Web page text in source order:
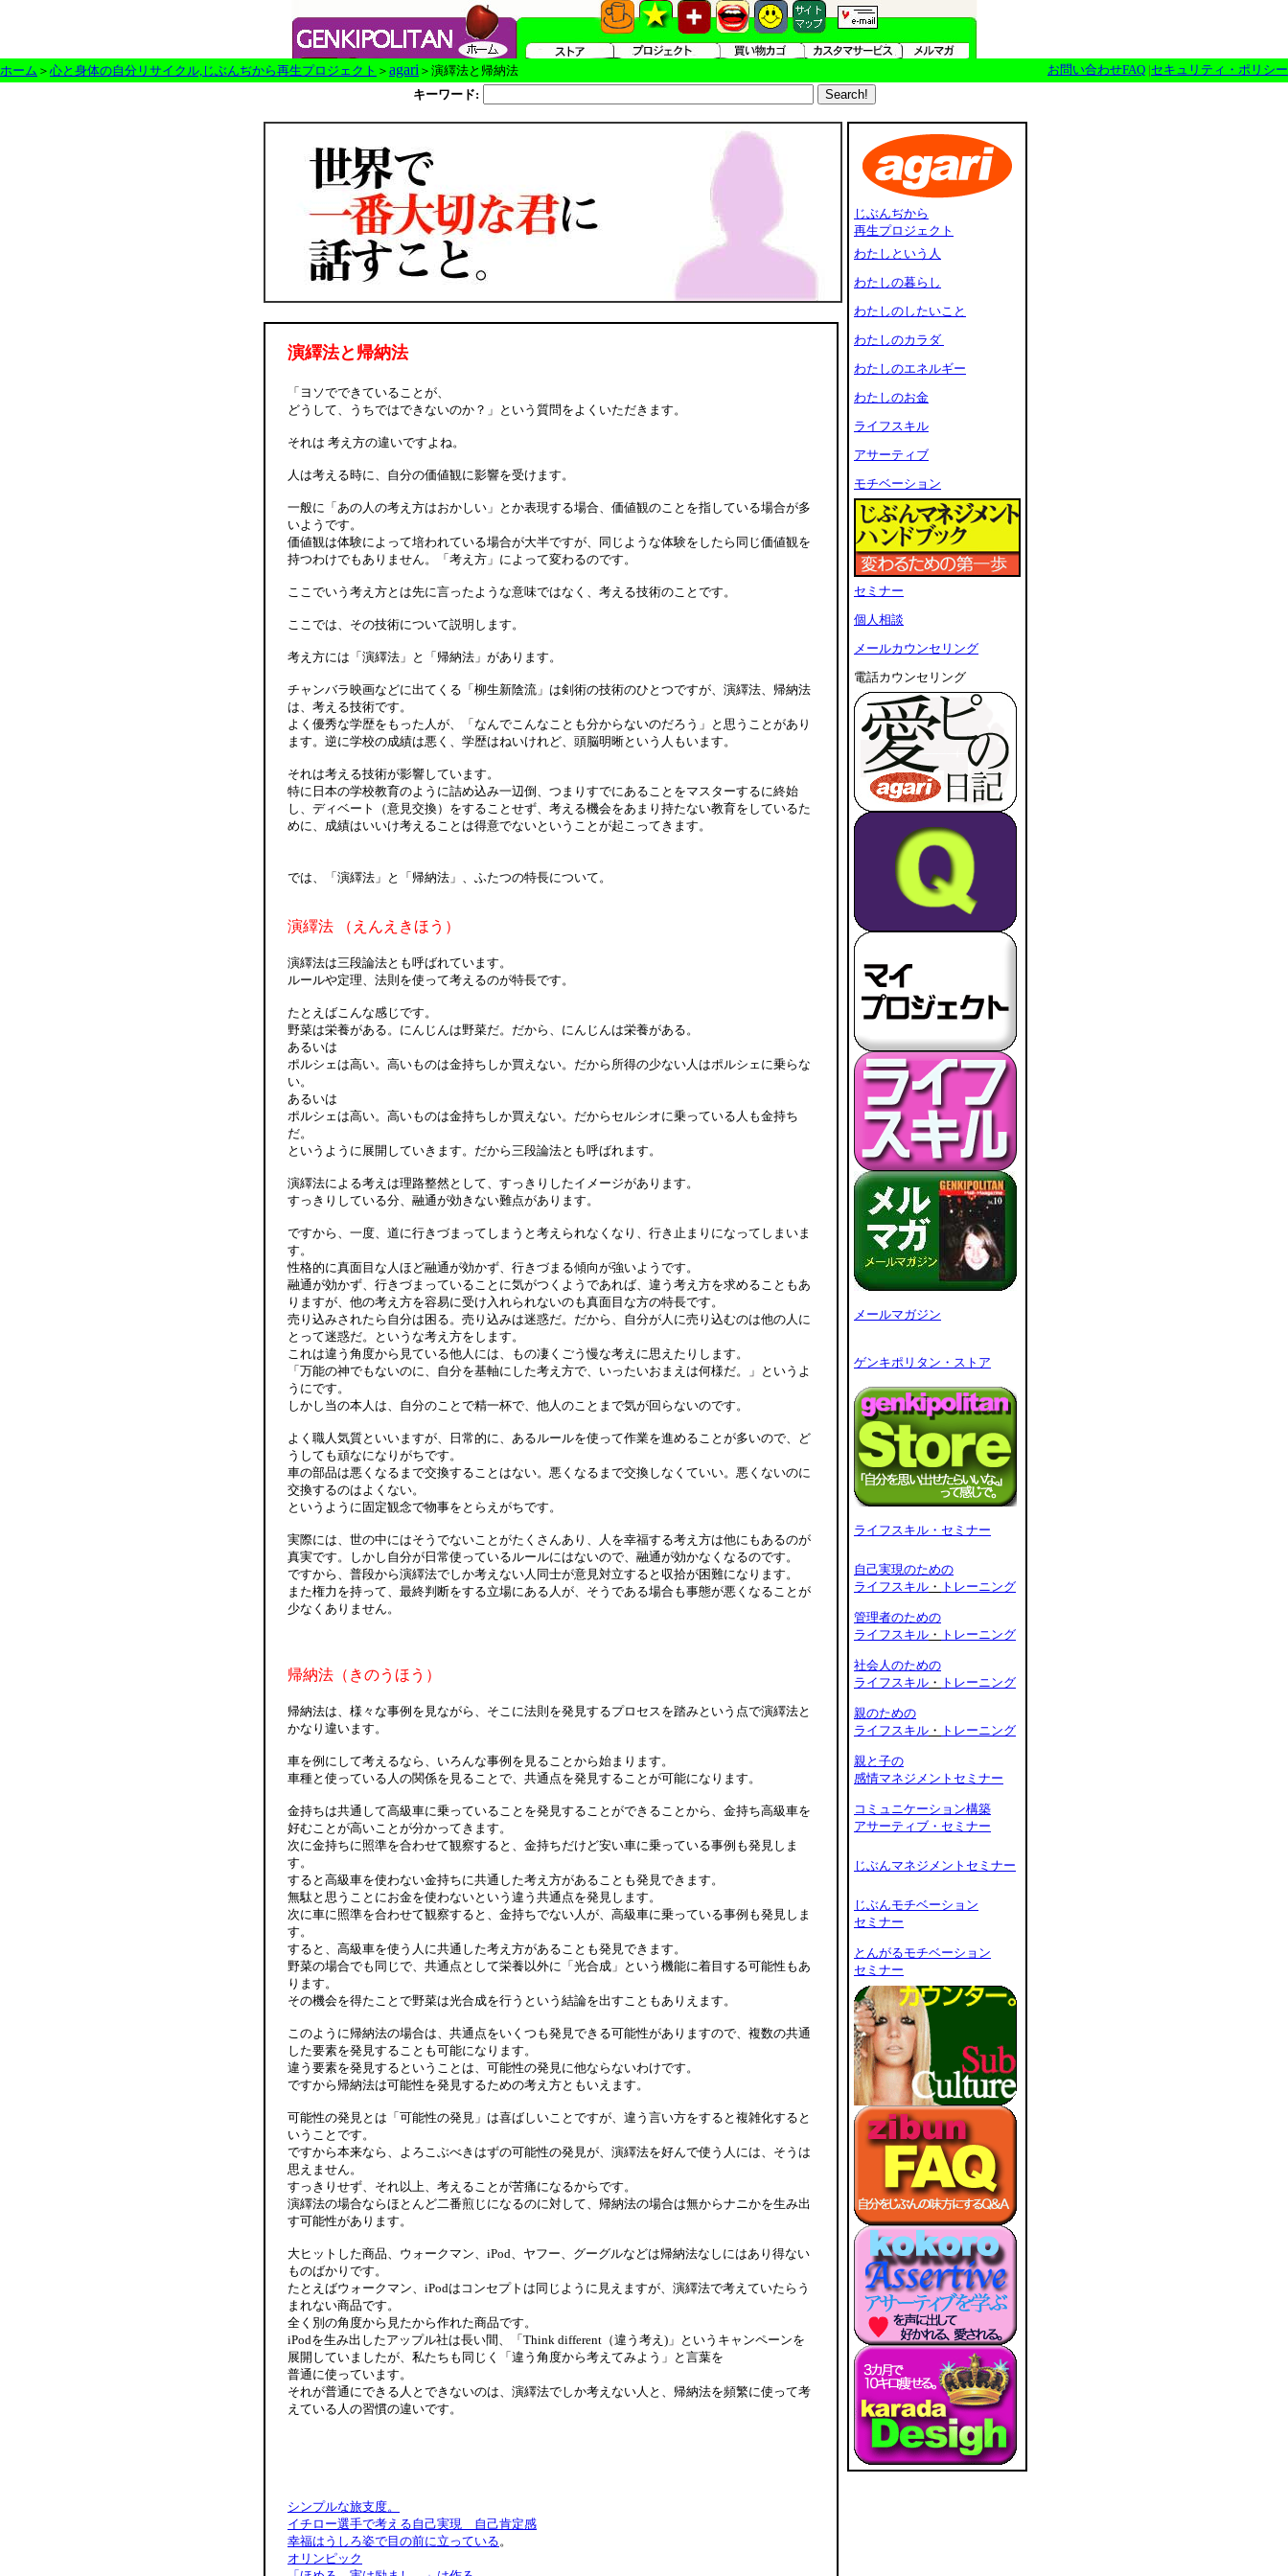
ホーム ＞ 心と身体の自分リサイクル,じぶんぢから再生プロジェクト ＞ agari ＞演繹法と帰納法 お問い合わせFAQ |セキュリティ・ポリシー
キーワード:
演繹法と帰納法
「ヨソでできていることが、
どうして、うちではできないのか？」という質問をよくいただきます。
それは 考え方の違いですよね。
人は考える時に、自分の価値観に影響を受けます。
一般に「あの人の考え方はおかしい」とか表現する場合、価値観のことを指している場合が多
いようです。
価値観は体験によって培われている場合が大半ですが、同じような体験をしたら同じ価値観を
持つわけでもありません。「考え方」によって変わるのです。
ここでいう考え方とは先に言ったような意味ではなく、考える技術のことです。
ここでは、その技術について説明します。
考え方には「演繹法」と「帰納法」があります。
チャンバラ映画などに出てくる「柳生新陰流」は剣術の技術のひとつですが、演繹法、帰納法
は、考える技術です。
よく優秀な学歴をもった人が、「なんでこんなことも分からないのだろう」と思うことがあり
ます。逆に学校の成績は悪く、学歴はねいけれど、頭脳明晰という人もいます。
それは考える技術が影響しています。
特に日本の学校教育のように詰め込み一辺倒、つまりすでにあることをマスターするに終始
し、ディベート（意見交換）をすることせず、考える機会をあまり持たない教育をしているた
めに、成績はいいけ考えることは得意でないということが起こってきます。
では、「演繹法」と「帰納法」、ふたつの特長について。
演繹法 （えんえきほう）
演繹法は三段論法とも呼ばれています。
ルールや定理、法則を使って考えるのが特長です。
たとえばこんな感じです。
野菜は栄養がある。にんじんは野菜だ。だから、にんじんは栄養がある。
あるいは
ポルシェは高い。高いものは金持ちしか買えない。だから所得の少ない人はポルシェに乗らな
い。
あるいは
ポルシェは高い。高いものは金持ちしか買えない。だからセルシオに乗っている人も金持ち
だ。
というように展開していきます。だから三段論法とも呼ばれます。
演繹法による考えは理路整然として、すっきりしたイメージがあります。
すっきりしている分、融通が効きない難点があります。
ですから、一度、道に行きづまってしまうと考えられなくなり、行き止まりになってしまいま
す。
性格的に真面目な人ほど融通が効かず、行きづまる傾向が強いようです。
融通が効かず、行きづまっていることに気がつくようであれば、違う考え方を求めることもあ
りますが、他の考え方を容易に受け入れられないのも真面目な方の特長です。
売り込みされたら自分は困る。売り込みは迷惑だ。だから、自分が人に売り込むのは他の人に
とって迷惑だ。というな考え方をします。
これは違う角度から見ている他人には、もの凄くごう慢な考えに思えたりします。
「万能の神でもないのに、自分を基軸にした考え方で、いったいおまえは何様だ。」というよ
うにです。
しかし当の本人は、自分のことで精一杯で、他人のことまで気が回らないのです。
よく職人気質といいますが、日常的に、あるルールを使って作業を進めることが多いので、ど
うしても頑なになりがちです。
車の部品は悪くなるまで交換することはない。悪くなるまで交換しなくていい。悪くないのに
交換するのはよくない。
というように固定観念で物事をとらえがちです。
実際には、世の中にはそうでないことがたくさんあり、人を幸福する考え方は他にもあるのが
真実です。しかし自分が日常使っているルールにはないので、融通が効かなくなるのです。
ですから、普段から演繹法でしか考えない人同士が意見対立すると収拾が困難になります。
また権力を持って、最終判断をする立場にある人が、そうである場合も事態が悪くなることが
少なくありません。
帰納法（きのうほう）
帰納法は、様々な事例を見ながら、そこに法則を発見するプロセスを踏みという点で演繹法と
かなり違います。
車を例にして考えるなら、いろんな事例を見ることから始まります。
車種と使っている人の関係を見ることで、共通点を発見することが可能になります。
金持ちは共通して高級車に乗っていることを発見することができることから、金持ち高級車を
好むことが高いことが分かってきます。
次に金持ちに照準を合わせて観察すると、金持ちだけど安い車に乗っている事例も発見しま
す。
すると高級車を使わない金持ちに共通した考え方があることも発見できます。
無駄と思うことにお金を使わないという違う共通点を発見します。
次に車に照準を合わせて観察すると、金持ちでない人が、高級車に乗っている事例も発見しま
す。
すると、高級車を使う人に共通した考え方があることも発見できます。
野菜の場合でも同じで、共通点として栄養以外に「光合成」という機能に着目する可能性もあ
ります。
その機会を得たことで野菜は光合成を行うという結論を出すこともありえます。
このように帰納法の場合は、共通点をいくつも発見できる可能性がありますので、複数の共通
した要素を発見することも可能になります。
違う要素を発見するということは、可能性の発見に他ならないわけです。
ですから帰納法は可能性を発見するための考え方ともいえます。
可能性の発見とは「可能性の発見」は喜ばしいことですが、違う言い方をすると複雑化すると
いうことです。
ですから本来なら、よろこぶべきはずの可能性の発見が、演繹法を好んで使う人には、そうは
思えません。
すっきりせず、それ以上、考えることが苦痛になるからです。
演繹法の場合ならほとんど二番煎じになるのに対して、帰納法の場合は無からナニかを生み出
す可能性があります。
大ヒットした商品、ウォークマン、iPod、ヤフー、グーグルなどは帰納法なしにはあり得ない
ものばかりです。
たとえばウォークマン、iPodはコンセプトは同じように見えますが、演繹法で考えていたらう
まれない商品です。
全く別の角度から見たから作れた商品です。
iPodを生み出したアップル社は長い間、「Think different（違う考え)」というキャンペーンを
展開していましたが、私たちも同じく「違う角度から考えてみよう」と言葉を
普通に使っています。
それが普通にできる人とできないのは、演繹法でしか考えない人と、帰納法を頻繁に使って考
えている人の習慣の違いです。
シンプルな旅支度。
イチロー選手で考える自己実現 自己肯定感
幸福はうしろ姿で目の前に立っている。
オリンピック
じぶんぢから
再生プロジェクト
わたしという人
わたしの暮らし
わたしのしたいこと
わたしのカラダ
わたしのエネルギー
わたしのお金
ライフスキル
アサーティブ
モチベーション
セミナー
個人相談
メールカウンセリング
電話カウンセリング
メールマガジン
ゲンキポリタン・ストア
ライフスキル・セミナー
自己実現のための
ライフスキル ・ トレーニング
管理者のための
ライフスキル ・ トレーニング
社会人のための
ライフスキル ・ トレーニング
親のための
ライフスキル ・ トレーニング
親と子の
感情マネジメントセミナー
コミュニケーション構築
アサーティブ・セミナー
じぶんマネジメントセミナー
じぶんモチベーション
セミナー
とんがるモチベーション
セミナー